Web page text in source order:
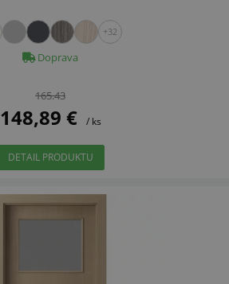
+32
Doprava
165.43
148,89 € / ks
DETAIL PRODUKTU